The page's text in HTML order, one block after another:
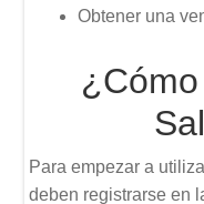
Obtener una
Para empezar a
deben registrarse en